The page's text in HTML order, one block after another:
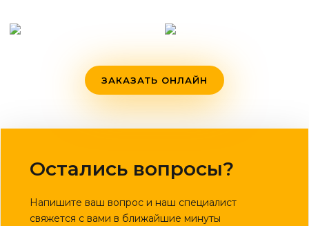
ЗАКАЗАТЬ ОНЛАЙН
Остались вопросы?
Напишите ваш вопрос и наш специалист
свяжется с вами в ближайшие минуты